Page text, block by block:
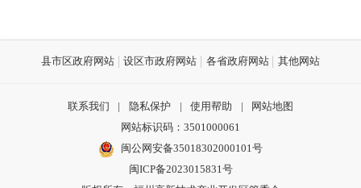
县市区政府网站 设区市政府网站 各省政府网站 其他网站
联系我们 | 隐私保护 | 使用帮助 |
网站地图
网站标识码：3501000061
闽公网安备35018302000101号
闽ICP备2023015831号